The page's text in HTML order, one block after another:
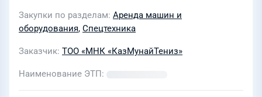
Закупки по разделам Аренда машин и
оборудования, Спецтехника
Заказчик ТОО «МНК «КазМунайТениз»
Наименование ЭТП